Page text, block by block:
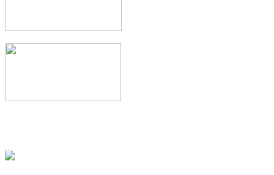
multiromperfectamente
GW 3.7 “Ultra” Public